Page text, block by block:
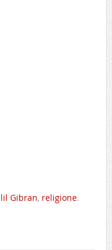
Gibran, religione.